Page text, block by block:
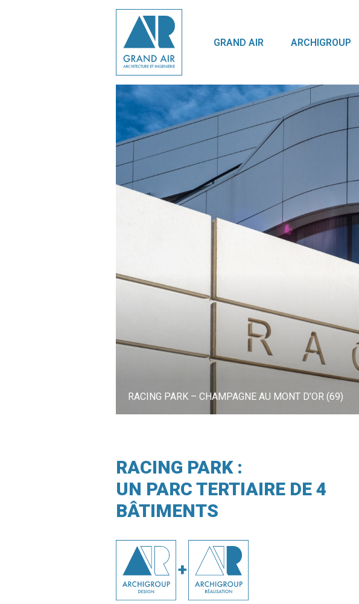
GRAND AIR ARCHIGROUP
RACING PARK – CHAMPAGNE AU MONT D’OR (69)
RACING PARK – CHAMPAGNE AU MONT D’OR (69)
RACING PARK – CHAMPAGNE AU MONT D’OR (69)
RACING PARK – CHAMPAGNE AU MONT D’OR (69)
RACING PARK – CHAMPAGNE AU MONT D’OR (69)
UN PARC TERTIAIRE DE 4
BÂTIMENTS